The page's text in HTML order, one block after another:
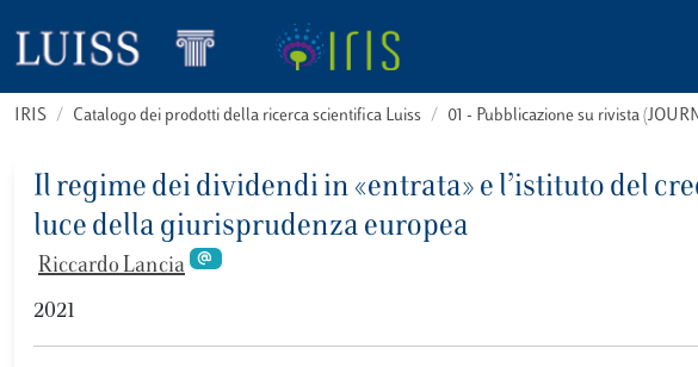
IRIS Catalogo dei prodotti della ricerca scientifica Luiss 01 - Pubblicazione su rivista
Il regime dei dividendi in «entrata» e l’istituto del
luce della giurisprudenza europea
Riccardo Lancia
2021